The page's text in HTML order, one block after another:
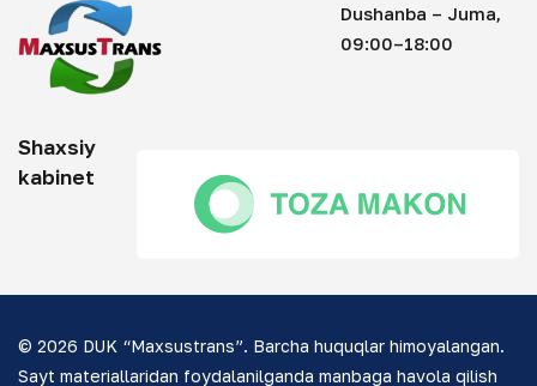
Dushanba – Juma,
09:00–18:00
Shaxsiy
kabinet
© 2026 DUK “Maxsustrans”. Barcha huquqlar himoyalangan.
Sayt materiallaridan foydalanilganda manbaga havola qilish